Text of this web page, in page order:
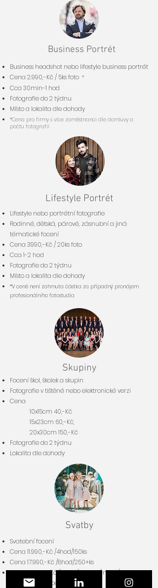
Business Portrét
Business headshot nebo lifestyle business portrét
Cena 2.990,-Kč/ 5ks foto *
Cca 30min-1 hod
Fotografie do 2 týdnu
Místo a lokalita dle dohody
*Cena pro firmy s více zaměstnanci dle domluvy a
počtu fotografií
Lifestyle Portrét
Skupiny
Focení škol, školek a skupin
Fotografie v tištěné nebo elektronické verzi
Cena
10x15cm 40,-Kč
15x23cm 60,-Kč,
20x30cm 150,-Kč
Fotografie do 2 týdnu
Lokalita dle dohody
Svatby
Svatební focení
Cena 11.990,-Kč /4hod/150ks
Cena 17.990,-Kč /8hod/250+ks
Cena 24.990,-Kč /12hod/ 350+ks/Instax/
předsvatební focení
Lifestyle nebo portrétní fotografie
Rodinné, dětská, párové, zásnubní a jiná
tématické focení
Cena 3990,-Kč / 20ks foto
Cca 1-2 hod
Fotografie do 2 týdnu
Místo a lokalita dle dohody
*V ceně není zahrnuta částka za případný pronájem
profesionálního fotostudia